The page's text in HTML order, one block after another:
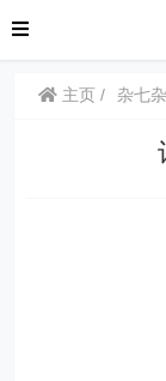
主页 杂七